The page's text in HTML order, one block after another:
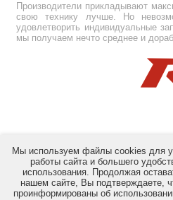
Производители прикладывают
свою технику лучше. Но
удовлетворить индивидуальные
мы получаем нечто среднее и
© Copyright 2012-2026 by
Мы используем файлы cookies для
работы сайта и большего
использования. Продолжая
нашем сайте, Вы подтверждаете,
проинформированы об